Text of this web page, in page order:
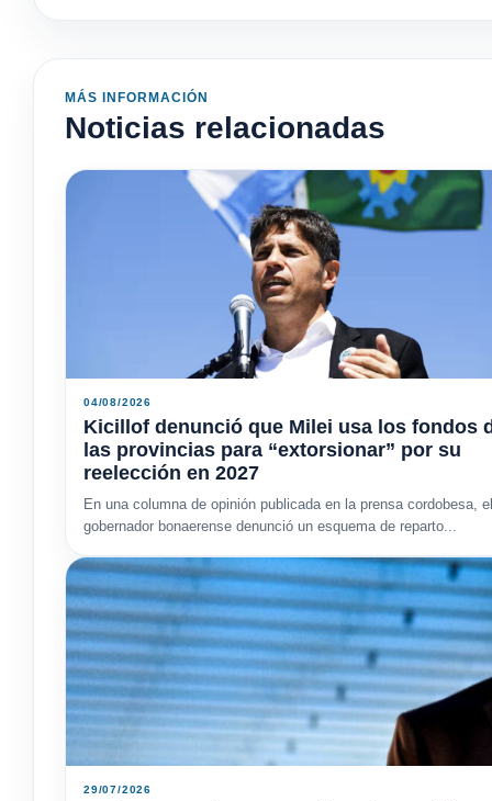
MÁS INFORMACIÓN
Noticias relacionadas
04/08/2026
Kicillof denunció que Milei usa los fondos
las provincias para “extorsionar” por su
reelección en 2027
En una columna de opinión publicada en la prensa cordobesa, el
gobernador bonaerense denunció un esquema de reparto...
29/07/2026